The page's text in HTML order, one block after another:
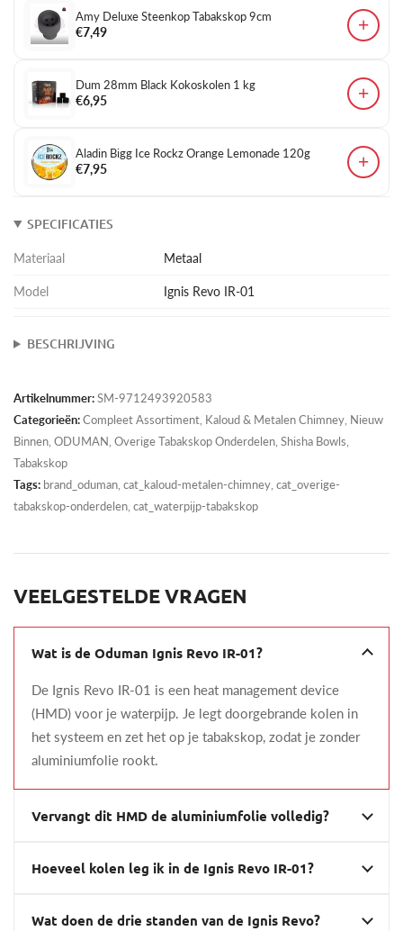
Amy Deluxe Steenkop Tabakskop 9cm
€7,49
+
Dum 28mm Black Kokoskolen 1 kg
€6,95
+
Aladin Bigg Ice Rockz Orange Lemonade 120g
€7,95
+
SPECIFICATIES
Materiaal Metaal
Model Ignis Revo IR-01
BESCHRIJVING
Artikelnummer:SM-9712493920583
Categorieën:Compleet Assortiment Kaloud & Metalen Chimney Nieuw
Binnen ODUMAN Overige Tabakskop Onderdelen Shisha Bowls
Tabakskop
Tags: brand_oduman, cat_kaloud-metalen-chimney, cat_overige-
tabakskop-onderdelen, cat_waterpijp-tabakskop
VEELGESTELDE VRAGEN
Wat is de Oduman Ignis Revo IR-01?
De Ignis Revo IR-01 is een heat management device
(HMD) voor je waterpijp. Je legt doorgebrande kolen in
het systeem en zet het op je tabakskop, zodat je zonder
aluminiumfolie rookt.
Vervangt dit HMD de aluminiumfolie volledig?
Hoeveel kolen leg ik in de Ignis Revo IR-01?
Wat doen de drie standen van de Ignis Revo?